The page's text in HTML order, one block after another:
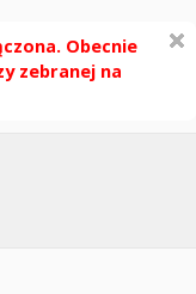
Obecnie
zebranej na